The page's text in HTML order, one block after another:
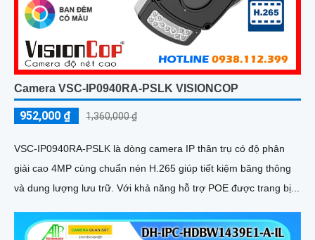
Camera VSC-IP0940RA-PSLK VISIONCOP
952,000 ₫ 1,360,000 ₫
VSC-IP0940RA-PSLK là dòng camera IP thân trụ có độ phân
giải cao 4MP cùng chuẩn nén H.265 giúp tiết kiệm băng thông
và dung lượng lưu trữ. Với khả năng hỗ trợ POE được trang bị...